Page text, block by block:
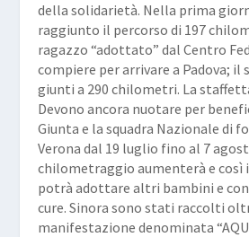
della solidarietà. Nella prima
raggiunto il percorso di 197
ragazzo “adottato” dal Centro
compiere per arrivare a Padova; il
giunti a 290 chilometri. La
Devono ancora nuotare per
Giunta e la squadra Nazionale di
Verona dal 19 luglio fino al 7
chilometraggio aumenterà e così
potrà adottare altri bambini e
cure. Sinora sono stati raccolti
manifestazione denominata